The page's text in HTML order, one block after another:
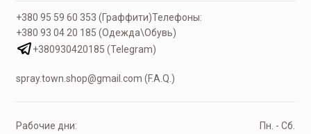
Телефоны:
+380 95 59 60 353 (Граффити)
+380 93 04 20 185 (Одежда\Обувь)
+380930420185 (Telegram)
spray.town.shop@gmail.com (F.A.Q.)
Рабочие дни:
Пн. - Сб.